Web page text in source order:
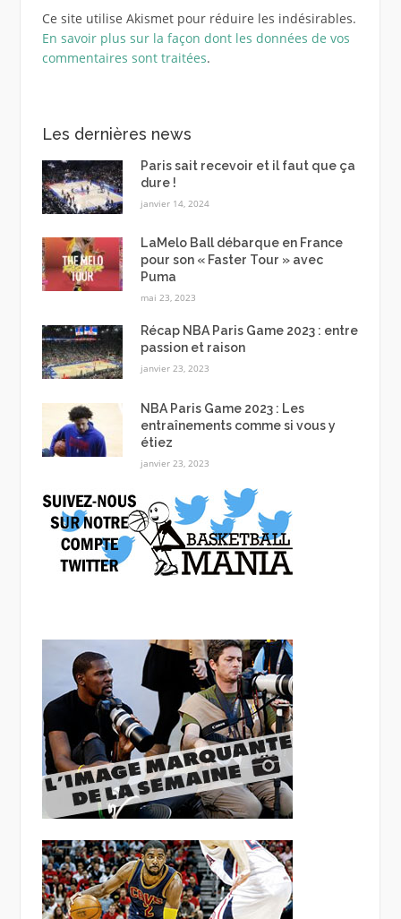
Ce site utilise Akismet pour réduire les indésirables.
En savoir plus sur la façon dont les données de vos
commentaires sont traitées.
Les dernières news
Paris sait recevoir et il faut que ça
dure !
janvier 14, 2024
LaMelo Ball débarque en France
pour son « Faster Tour » avec
Puma
mai 23, 2023
Récap NBA Paris Game 2023 : entre
passion et raison
janvier 23, 2023
NBA Paris Game 2023 : Les
entraînements comme si vous y
étiez
janvier 23, 2023